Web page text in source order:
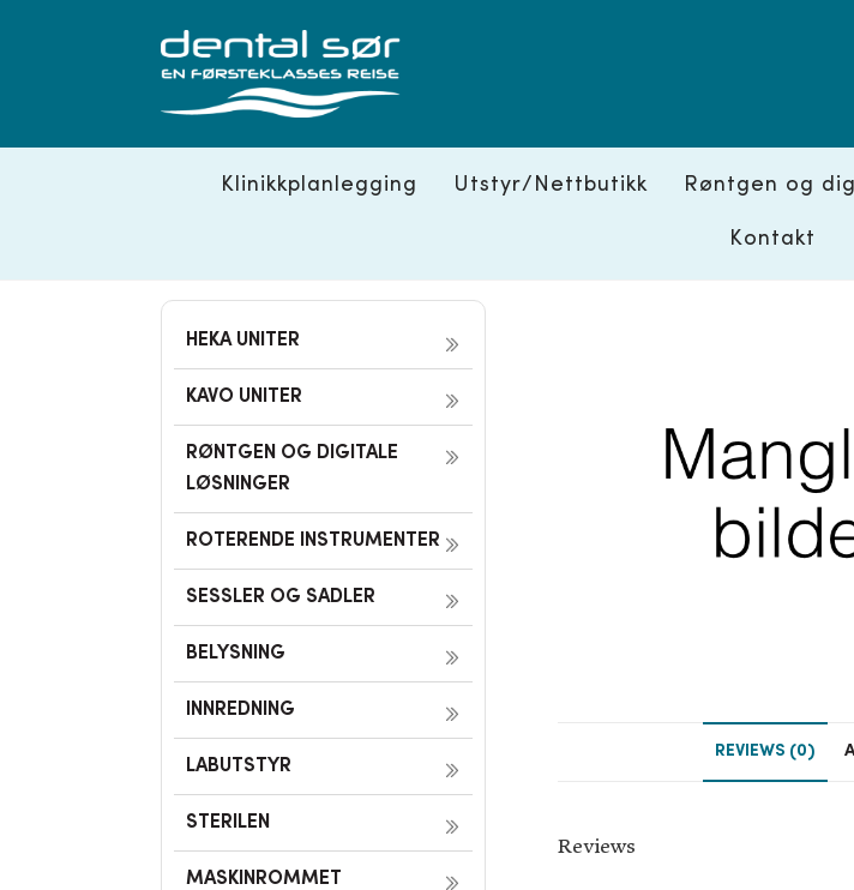
Klinikkplanlegging Utstyr/Nettbutikk Røntgen og
Kontakt
HEKA UNITER
KAVO UNITER
RØNTGEN OG DIGITALE
LØSNINGER
ROTERENDE INSTRUMENTER
SESSLER OG SADLER
BELYSNING
INNREDNING
LABUTSTYR
STERILEN
MASKINROMMET
REVIEWS (0)
Reviews